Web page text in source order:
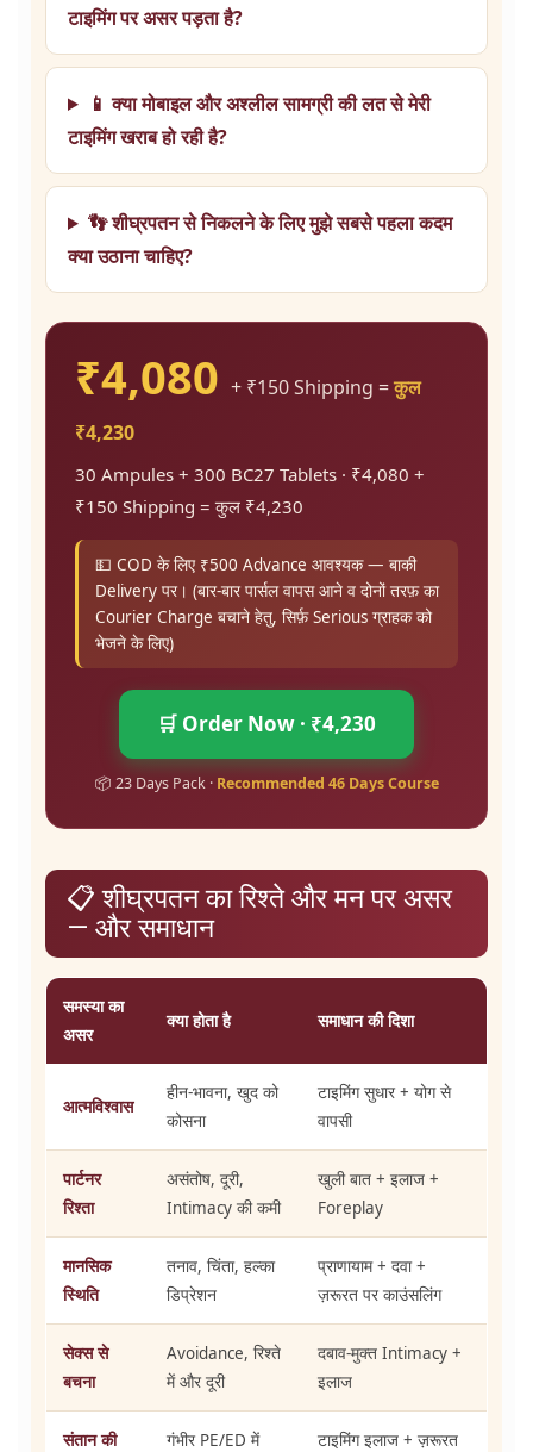
टाइमिंग पर असर पड़ता है?
📱 क्या मोबाइल और अश्लील सामग्री की लत से मेरी
टाइमिंग खराब हो रही है?
👣 शीघ्रपतन से निकलने के लिए मुझे सबसे पहला कदम
क्या उठाना चाहिए?
₹4,080 + ₹150 Shipping =कुल
₹4,230
30 Ampules + 300 BC27 Tablets · ₹4,080 +
₹150 Shipping = कुल ₹4,230
💵 COD के लिए ₹500 Advance आवश्यक — बाकी
Delivery पर। (बार-बार पार्सल वापस आने व दोनों तरफ़ का
Courier Charge बचाने हेतु, सिर्फ़ Serious ग्राहक को
भेजने के लिए)
🛒 Order Now · ₹4,230
📦 23 Days Pack · Recommended 46 Days Course
📋 शीघ्रपतन का रिश्ते और मन पर असर
— और समाधान
समस्या का
असर
क्या होता है समाधान की दिशा
आत्मविश्वास
हीन-भावना, खुद को
कोसना
टाइमिंग सुधार + योग से
वापसी
पार्टनर
रिश्ता
असंतोष, दूरी,
Intimacy की कमी
खुली बात + इलाज +
Foreplay
मानसिक
स्थिति
तनाव, चिंता, हल्का
डिप्रेशन
प्राणायाम + दवा +
ज़रूरत पर काउंसलिंग
सेक्स से
बचना
Avoidance, रिश्ते
में और दूरी
दबाव-मुक्त Intimacy +
इलाज
संतान की
गंभीर PE/ED में
टाइमिंग इलाज + ज़रूरत